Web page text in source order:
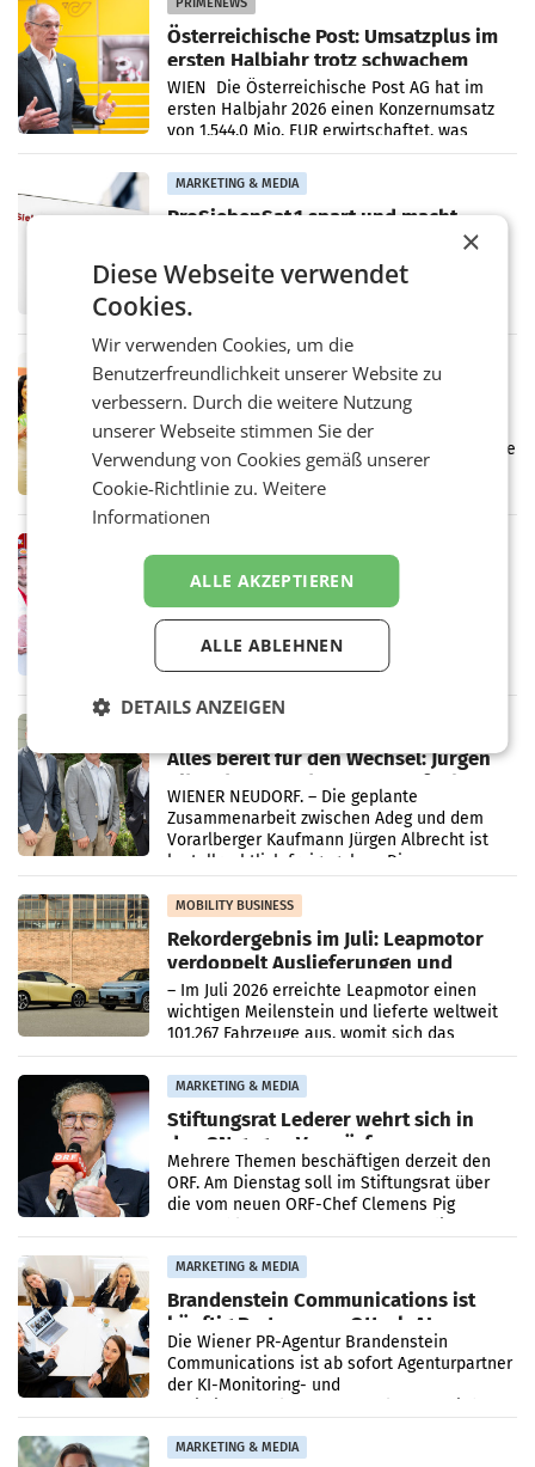
Österreichische Post: Umsatzplus im
ersten Halbjahr trotz schwachem
Briefgeschäft
WIEN Die Österreichische Post AG hat im
ersten Halbjahr 2026 einen Konzernumsatz
von 1.544,0 Mio. EUR erwirtschaftet, was
einem Plus von 3,8 Prozent gegenüber dem
Vergleichszeitraum
MARKETING & MEDIA
ProSiebenSat.1 spart und macht
UNTERFÖHRING/MAILAND/AMSTERDAM. Der
Fernsehkonzern ProSiebenSat.1 hat im
Frühjahr dank Kostensenkungen operativ
Markterwartung deutlich übertroffen.
Eine Bühne für Zirkularität: ARA und
Müller informieren am POS über
Kreislauffähigkeit
Über den gesamten August hinweg rücken die
Altstoff Recycling Austria AG (ARA) und der
Handelskonzern Müller die Initiative
„Kreislauf-Helden“ in allen österreichischen
Penny modernisiert zwei Filialen in
Ober- und Niederösterreich
WIENER NEUDORF. – Im Rahmen einer
laufenden Modernisierungsoffensive
erneuert Penny zwei Filialen in Nieder- und
in Haag sowie im rund
Alles bereit für den Wechsel: Jürgen
Albrecht setzt ab 1.1.2027 auf Adeg
WIENER NEUDORF. – Die geplante
Zusammenarbeit zwischen Adeg und dem
Vorarlberger Kaufmann Jürgen Albrecht ist
kartellrechtlich freigegeben: Die
Bundeswettbewerbsbehörde und der
Bundeskartellanwalt
MOBILITY BUSINESS
Rekordergebnis im Juli: Leapmotor
verdoppelt Auslieferungen und
überschreitet die 100.000er-Marke
– Im Juli 2026 erreichte Leapmotor einen
wichtigen Meilenstein und lieferte weltweit
101.267 Fahrzeuge aus, womit sich das
Ergebnis gegenüber Juli 2025 mehr als
verdoppelte (+102
MARKETING & MEDIA
Stiftungsrat Lederer wehrt sich in
den SN gegen Vorwürfe
Mehrere Themen beschäftigen derzeit den
ORF. Am Dienstag soll im Stiftungsrat über
die vom neuen ORF-Chef Clemens Pig
MARKETING & MEDIA
Brandenstein Communications ist
künftig Partner von OtterlyAI
Die Wiener PR-Agentur Brandenstein
Communications ist ab sofort Agenturpartner
der KI-Monitoring- und
MARKETING & MEDIA
×
Diese Webseite verwendet
Cookies.
Wir verwenden Cookies, um die
Benutzerfreundlichkeit unserer Website zu
verbessern. Durch die weitere Nutzung
unserer Webseite stimmen Sie der
Verwendung von Cookies gemäß unserer
Cookie-Richtlinie zu.Weitere
Informationen
ALLE AKZEPTIEREN
ALLE ABLEHNEN
DETAILS ANZEIGEN